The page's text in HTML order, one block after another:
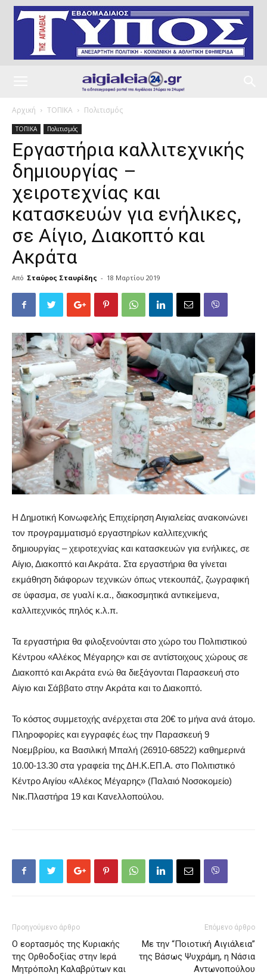
Αρχική ΤΟΠΙΚΑ Πολιτισμός
ΤΟΠΙΚΑ Πολιτισμός
Εργαστήρια καλλιτεχνικής
δημιουργίας –
χειροτεχνίας και
κατασκευών για ενήλικες,
σε Αίγιο, Διακοπτό και
Ακράτα
Από Σταύρος Σταυρίδης - 18 Μαρτίου 2019
Η Δημοτική Κοινωφελής Επιχείρηση Αιγιαλείας ανακοινώνει
τον προγραμματισμό εργαστηρίων καλλιτεχνικής
δημιουργίας – χειροτεχνίας και κατασκευών για ενήλικες, σε
Αίγιο, Διακοπτό και Ακράτα. Στα εργαστήρια θα γίνεται
εκμάθηση διάφορων τεχνικών όπως ντεκουπάζ, ζωγραφική
σε ύφασμα, σε γυαλί κ.α., διακοσμητικά αντικείμενα,
καλλιτεχνικός πηλός κ.λ.π.
Τα εργαστήρια θα φιλοξενούνται στο χώρο του Πολιτιστικού
Κέντρου «Αλέκος Μέγαρης» και σε αντίστοιχους χώρους σε
Διακοπτό και Ακράτα ενώ θα διεξάγονται Παρασκευή στο
Αίγιο και Σάββατο στην Ακράτα και το Διακοπτό.
Το κόστος συμμετοχής ανέρχεται στα 20€ το μήνα ανά άτομο.
Πληροφορίες και εγγραφές έως την Παρασκευή 9
Νοεμβρίου, κα Βασιλική Μπαλή (26910-68522) καθημερινά
10.00-13.30 στα γραφεία της ΔΗ.Κ.ΕΠ.Α. στο Πολιτιστικό
Κέντρο Αιγίου «Αλέκος Μέγαρης» (Παλαιό Νοσοκομείο)
Νικ.Πλαστήρα 19 και Κανελλοπούλου.
Προηγούμενο άρθρο
Ο εορτασμός της Κυριακής
της Ορθοδοξίας στην Ιερά
Μητρόπολη Καλαβρύτων και
Επόμενο άρθρο
Με την “Ποιοτική Αιγιάλεια”
της Βάσως Ψυχράμη, η Νάσια
Αντωνοπούλου